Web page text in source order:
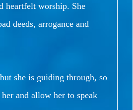
heartfelt worship. She
deeds, arrogance and
she is guiding through, so
and allow her to speak